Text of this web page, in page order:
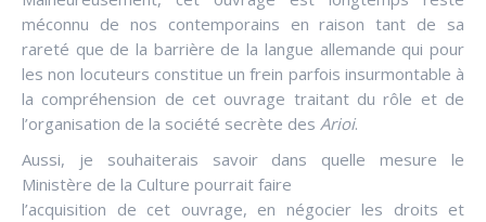
méconnu de nos contemporains en raison tant de sa
rareté que de la barrière de la langue allemande qui pour
les non locuteurs constitue un frein parfois insurmontable à
la compréhension de cet ouvrage traitant du rôle et de
l’organisation de la société secrète des Arioi.
Aussi, je souhaiterais savoir dans quelle mesure le
Ministère de la Culture pourrait faire
l’acquisition de cet ouvrage, en négocier les droits et